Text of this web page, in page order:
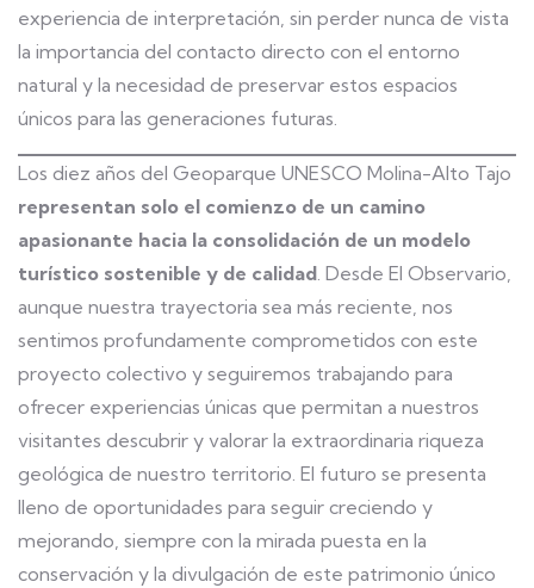
experiencia de interpretación, sin perder nunca de vista
la importancia del contacto directo con el entorno
natural y la necesidad de preservar estos espacios
únicos para las generaciones futuras.
Los diez años del Geoparque UNESCO Molina-Alto Tajo
representan solo el comienzo de un camino
apasionante hacia la consolidación de un modelo
turístico sostenible y de calidad. Desde El Observario,
aunque nuestra trayectoria sea más reciente, nos
sentimos profundamente comprometidos con este
proyecto colectivo y seguiremos trabajando para
ofrecer experiencias únicas que permitan a nuestros
visitantes descubrir y valorar la extraordinaria riqueza
geológica de nuestro territorio. El futuro se presenta
lleno de oportunidades para seguir creciendo y
mejorando, siempre con la mirada puesta en la
conservación y la divulgación de este patrimonio único